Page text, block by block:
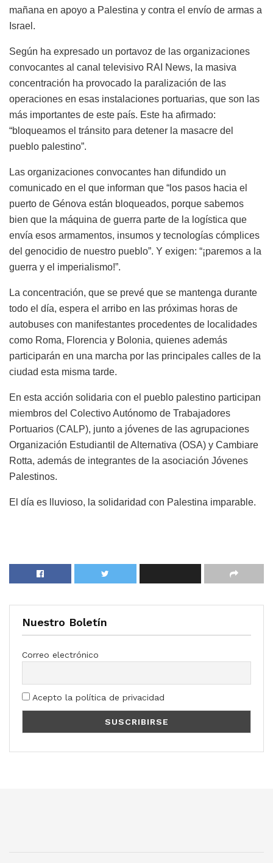
mañana en apoyo a Palestina y contra el envío de armas a
Israel.
Según ha expresado un portavoz de las organizaciones
convocantes al canal televisivo RAI News, la masiva
concentración ha provocado la paralización de las
operaciones en esas instalaciones portuarias, que son las
más importantes de este país. Este ha afirmado:
“bloqueamos el tránsito para detener la masacre del
pueblo palestino”.
Las organizaciones convocantes han difundido un
comunicado en el que informan que “los pasos hacia el
puerto de Génova están bloqueados, porque sabemos
bien que la máquina de guerra parte de la logística que
envía esos armamentos, insumos y tecnologías cómplices
del genocidio de nuestro pueblo”. Y exigen: “¡paremos a la
guerra y el imperialismo!”.
La concentración, que se prevé que se mantenga durante
todo el día, espera el arribo en las próximas horas de
autobuses con manifestantes procedentes de localidades
como Roma, Florencia y Bolonia, quienes además
participarán en una marcha por las principales calles de la
ciudad esta misma tarde.
En esta acción solidaria con el pueblo palestino participan
miembros del Colectivo Autónomo de Trabajadores
Portuarios (CALP), junto a jóvenes de las agrupaciones
Organización Estudiantil de Alternativa (OSA) y Cambiare
Rotta, además de integrantes de la asociación Jóvenes
Palestinos.
El día es lluvioso, la solidaridad con Palestina imparable.
Nuestro Boletín
Correo electrónico
Acepto la política de privacidad